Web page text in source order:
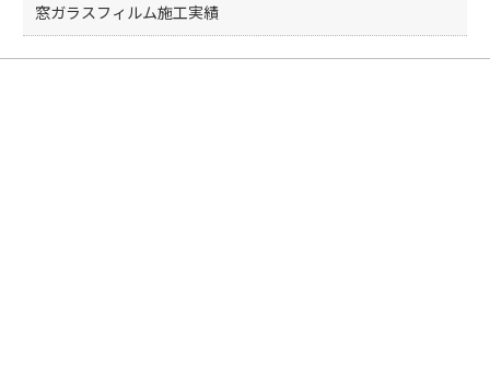
窓ガラスフィルム施工実績